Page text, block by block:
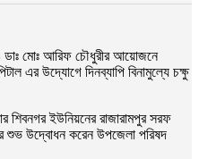
ডাঃ মোঃ আরিফ চৌধুরীর আয়োজনে
এর উদ্যোগে দিনব্যাপি বিনামুল্যে চক্ষু
শিবনগর ইউনিয়নের রাজারামপুর সরফ
শুভ উদ্বোধন করেন উপজেলা পরিষদ